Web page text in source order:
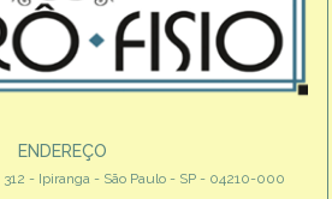
ENDEREÇO
- Ipiranga - São Paulo - SP - 04210-000